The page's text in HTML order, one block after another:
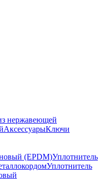
нержавеющей
АксессуарыКлючи
(EPDM)Уплотнитель
Уплотнитель